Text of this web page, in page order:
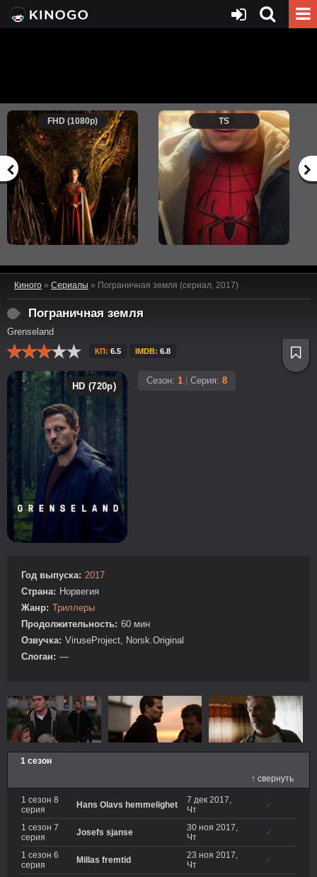
FHD (1080p) TS
Киного » Сериалы » Пограничная земля (сериал, 2017)
Пограничная земля
Grenseland
КП: 6.5 IMDB: 6.8
HD (720p)
Сезон: 1 Серия: 8
Год выпуска: 2017
Страна: Норвегия
Жанр: Триллеры
Продолжительность: 60 мин
Озвучка: ViruseProject, Norsk.Original
Слоган: —
1 сезон
↑ свернуть
1 сезон 8
серия
Hans Olavs hemmelighet
7 дек 2017,
Чт
✓
1 сезон 7
серия
Josefs sjanse
30 ноя 2017,
Чт
✓
1 сезон 6
серия
Millas fremtid
23 ноя 2017,
Чт
✓